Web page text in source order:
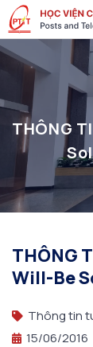
THÔNG
THÔNG
Will-Be
Thông tin
15/06/2016